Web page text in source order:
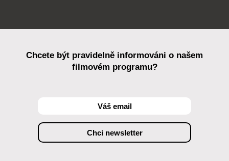
Chcete být pravidelně informováni o našem
filmovém programu?